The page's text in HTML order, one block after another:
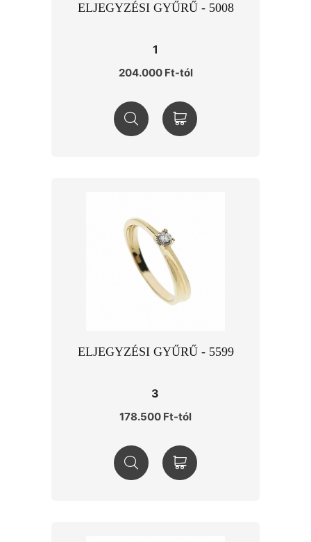
ELJEGYZÉSI GYŰRŰ - 5008
1
204.000 Ft-tól
ELJEGYZÉSI GYŰRŰ - 5599
3
178.500 Ft-tól